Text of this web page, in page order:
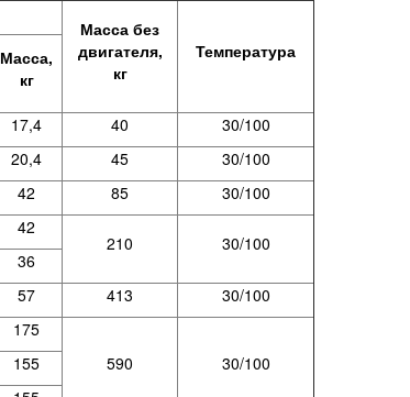
Масса без
двигателя,
кг
Температура
Масса,
кг
17,4 40
30/100
20,4 45
30/100
42 85 30/100
42
210
30/100
36
57 413 30/100
175
590
30/100
155